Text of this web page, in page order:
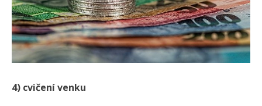
4) cvičení venku